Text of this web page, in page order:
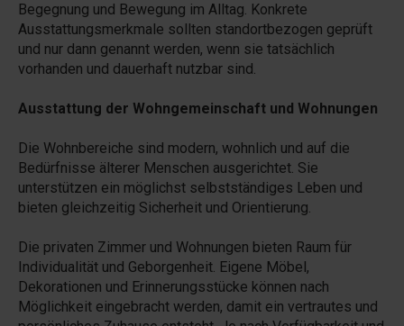
Begegnung und Bewegung im Alltag. Konkrete
Ausstattungsmerkmale sollten standortbezogen geprüft
und nur dann genannt werden, wenn sie tatsächlich
vorhanden und dauerhaft nutzbar sind.
Ausstattung der Wohngemeinschaft und Wohnungen
Die Wohnbereiche sind modern, wohnlich und auf die
Bedürfnisse älterer Menschen ausgerichtet. Sie
unterstützen ein möglichst selbstständiges Leben und
bieten gleichzeitig Sicherheit und Orientierung.
Die privaten Zimmer und Wohnungen bieten Raum für
Individualität und Geborgenheit. Eigene Möbel,
Dekorationen und Erinnerungsstücke können nach
Möglichkeit eingebracht werden, damit ein vertrautes und